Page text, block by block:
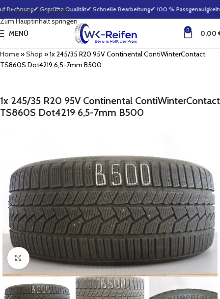
Zur Navigation springen
Zum Hauptinhalt springen
Rechnung✔ Geprüfte Qualität✔ Schnelle Bearbeitung✔ 100 %
MENÜ 0 0,00
Home»Shop »1x 245/35 R20 95V Continental ContiWinterContact
TS860S Dot4219 6,5-7mm B500
1x 245/35 R20 95V Continental ContiWinterContact
TS860S Dot4219 6,5-7mm B500
Zum Vergrößern klicken